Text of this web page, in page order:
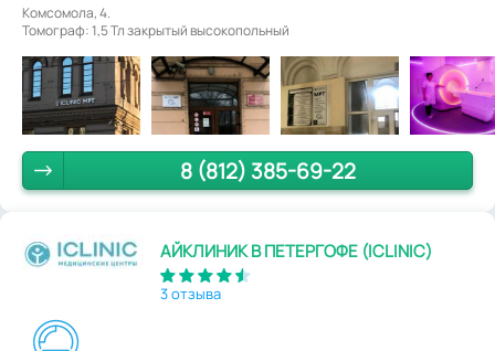
Комсомола, 4.
Томограф: 1,5 Тл закрытый высокопольный
8 (812) 385-69-22
АЙКЛИНИК В ПЕТЕРГОФЕ (ICLINIC)
3 отзыва